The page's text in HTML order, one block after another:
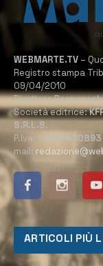
WEBMARTE.TV –
Registro stampa
09/04/2010
Direttore
Società editrice:
S.R.L.S.
P.Iva: 02184950893
mail:
ARTICOLI PIÙ